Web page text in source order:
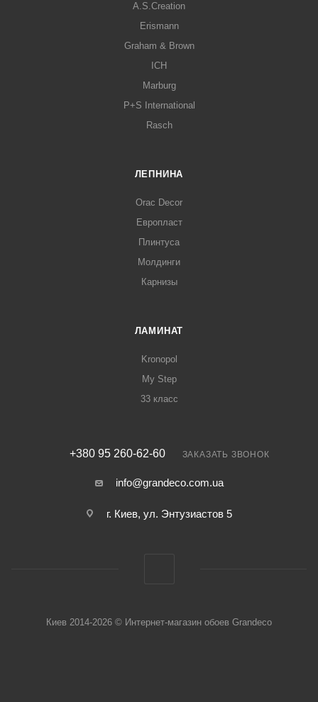
A.S.Creation
Erismann
Graham & Brown
ICH
Marburg
P+S International
Rasch
ЛЕПНИНА
Orac Decor
Европласт
Плинтуса
Молдинги
Карнизы
ЛАМИНАТ
Kronopol
My Step
33 класс
+380 95 260-62-60 ЗАКАЗАТЬ ЗВОНОК
info@grandeco.com.ua
г. Киев, ул. Энтузиастов 5
Киев 2014-2026 © Интернет-магазин обоев Grandeco